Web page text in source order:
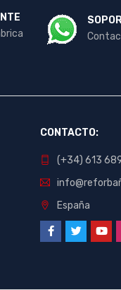
CONTACTO:
(+34) 613
España